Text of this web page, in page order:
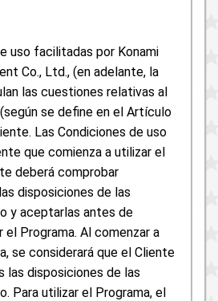
uso facilitadas por Konami
Co., Ltd., (en adelante, la
las cuestiones relativas al
se define en el Artículo
Las Condiciones de uso
que comienza a utilizar el
deberá comprobar
disposiciones de las
y aceptarlas antes de
el Programa. Al comenzar a
se considerará que el Cliente
las disposiciones de las
Para utilizar el Programa, el